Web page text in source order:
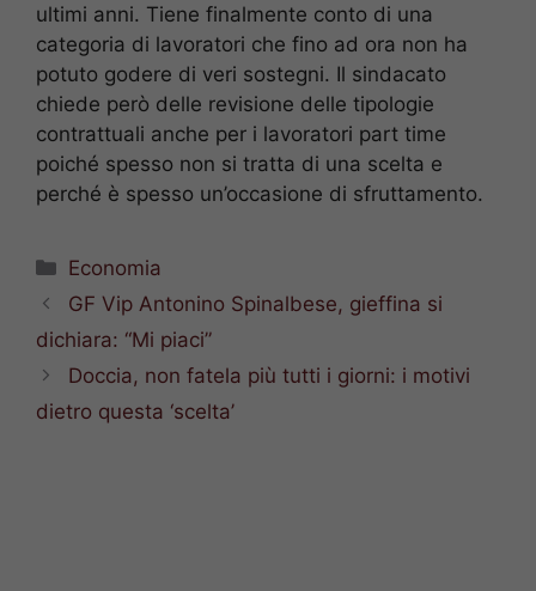
ultimi anni. Tiene finalmente conto di una
categoria di lavoratori che fino ad ora non ha
potuto godere di veri sostegni. Il sindacato
chiede però delle revisione delle tipologie
contrattuali anche per i lavoratori part time
poiché spesso non si tratta di una scelta e
perché è spesso un’occasione di sfruttamento.
Categorie
Economia
GF Vip Antonino Spinalbese, gieffina si
dichiara: “Mi piaci”
Doccia, non fatela più tutti i giorni: i motivi
dietro questa ‘scelta’